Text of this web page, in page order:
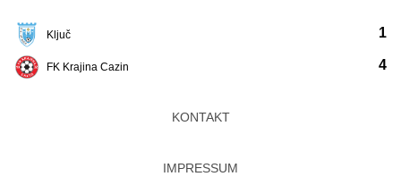
Ključ
FK Krajina Cazin
1
4
KONTAKT
IMPRESSUM